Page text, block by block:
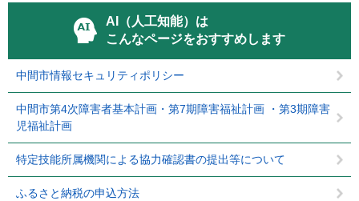
AI（人工知能）は
こんなページをおすすめします
中間市情報セキュリティポリシー
中間市第4次障害者基本計画・第7期障害福祉計画 ・第3期障害
児福祉計画
特定技能所属機関による協力確認書の提出等について
ふるさと納税の申込方法